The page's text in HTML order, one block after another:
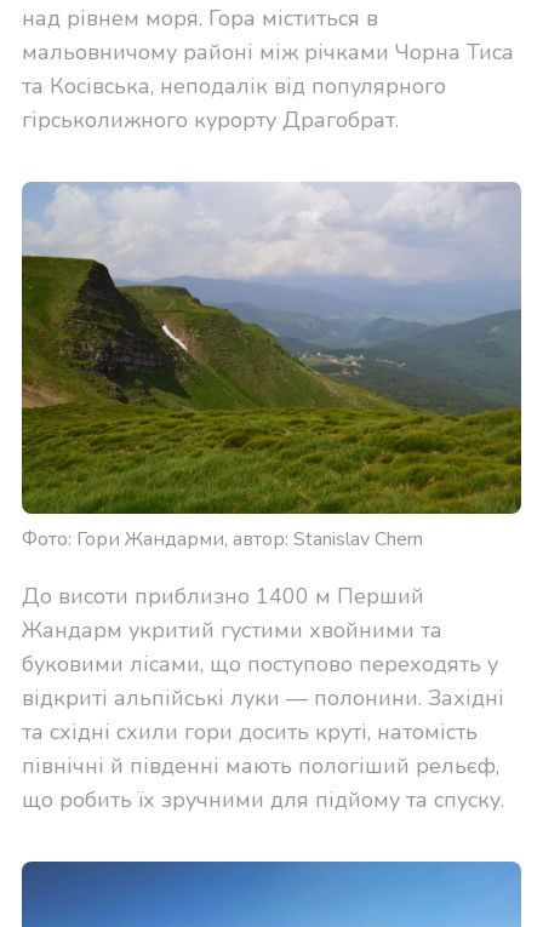
над рівнем моря. Гора міститься в
мальовничому районі між річками Чорна Тиса
та Косівська, неподалік від популярного
гірськолижного курорту Драгобрат.
Фото: Гори Жандарми, автор: Stanislav Chern
До висоти приблизно 1400 м Перший
Жандарм укритий густими хвойними та
буковими лісами, що поступово переходять у
відкриті альпійські луки — полонини. Західні
та східні схили гори досить круті, натомість
північні й південні мають пологіший рельєф,
що робить їх зручними для підйому та спуску.